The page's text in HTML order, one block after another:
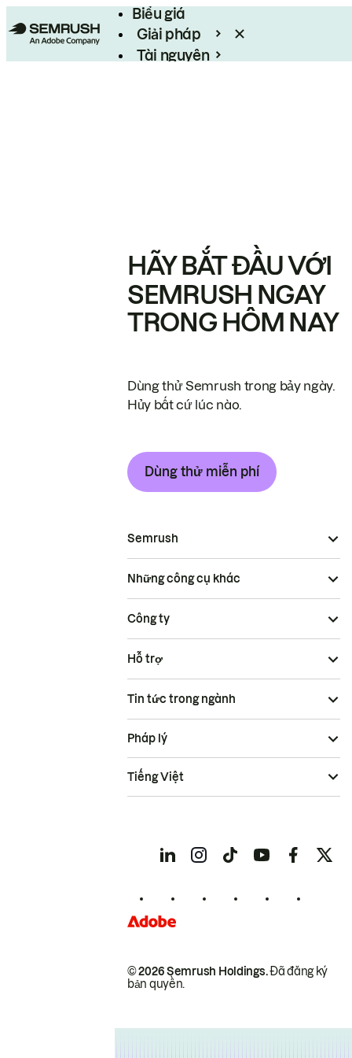
Biểu giá
Giải pháp
Tài nguyên
HÃY BẮT ĐẦU VỚI
SEMRUSH NGAY
TRONG HÔM NAY
Dùng thử Semrush trong bảy ngày.
Hủy bất cứ lúc nào.
Dùng thử miễn phí
Semrush
Những công cụ khác
Công ty
Hỗ trợ
Tin tức trong ngành
© 2026 Semrush Holdings.Đã đăng ký
bản quyền.
Pháp lý
Tiếng Việt